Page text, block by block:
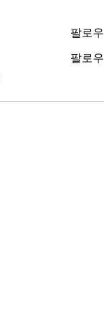
팔로우
팔로우